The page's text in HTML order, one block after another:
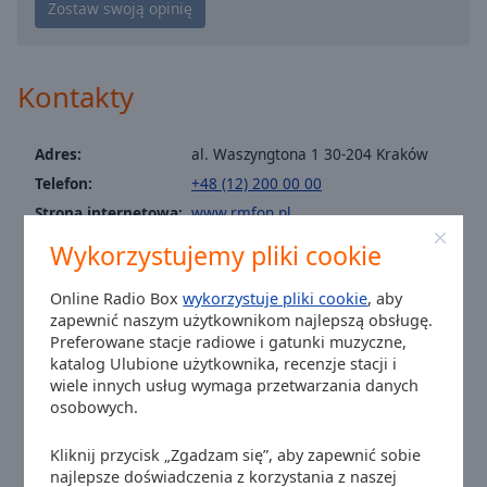
Wykorzystujemy pliki cookie
Online Radio Boxwykorzystuje pliki cookie, aby
zapewnić naszym użytkownikom najlepszą obsługę.
Preferowane stacje radiowe i gatunki muzyczne,
katalog Ulubione użytkownika, recenzje stacji i
wiele innych usług wymaga przetwarzania danych
osobowych.
Kliknij przycisk „Zgadzam się”, aby zapewnić sobie
najlepsze doświadczenia z korzystania z naszej
Area
Radio RMF - Polskie Przeboje
Radio RMF - PRL
Radio RMF - Queen
Radio RMF - RnB
Radio RMF - Rock
Radio RMF - Sloneczne Przeboje
Radio RMF - Smooth Jazz
Radio RMF w Pracy
Radio RMF - Piosenka literacka
Radio RMF - Pobudka
Radio RMF - Polski hip hop
Kontakty
Adres:
al. Waszyngtona 1 30-204 Kraków
Telefon:
+48 (12) 200 00 00
Strona internetowa: www.rmfon.pl
Email:
redakcja@rmf.fm
Facebook:
@rmffm
Twitter:
@rmf_fm
Instagram:
@radio_rmffm
Youtube:
@RADIORMF
email: support@rmfon.pl
Czas w mieście Kraków